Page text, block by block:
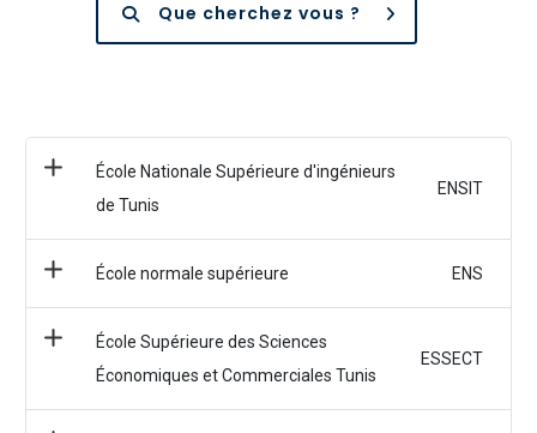
Que cherchez vous ?
École Nationale Supérieure d'ingénieurs
de Tunis
ENSIT
École normale supérieure ENS
École Supérieure des Sciences
Économiques et Commerciales Tunis
ESSECT